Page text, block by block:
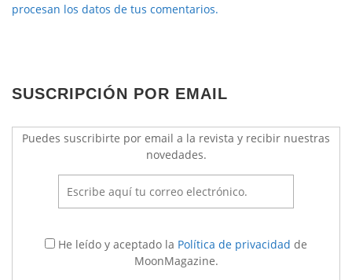
procesan los datos de tus comentarios.
SUSCRIPCIÓN POR EMAIL
Puedes suscribirte por email a la revista y recibir nuestras
novedades.
He leído y aceptado la Política de privacidad de
MoonMagazine.